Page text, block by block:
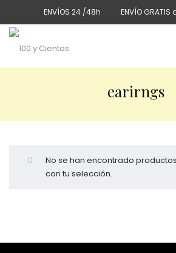
ENVÍOS 24 /48h ENVÍO
earirngs
No se han encontrado
con tu selección.